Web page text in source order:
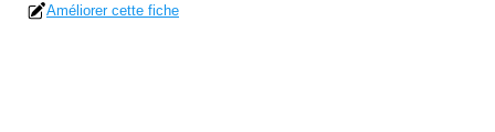
Améliorer cette fiche